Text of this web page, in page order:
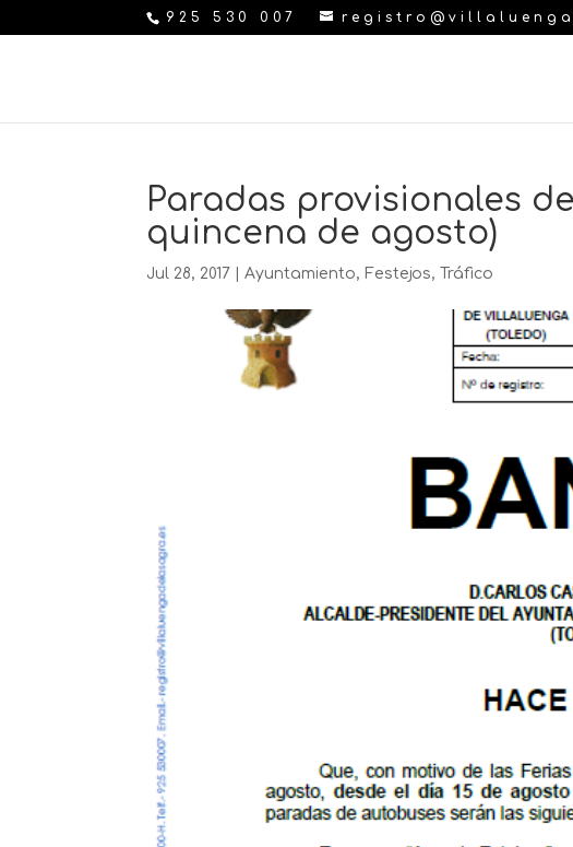
925 530 007
Paradas provisionales
quincena de agosto)
Jul 28, 2017 |Ayuntamiento, Festejos, Tráfico